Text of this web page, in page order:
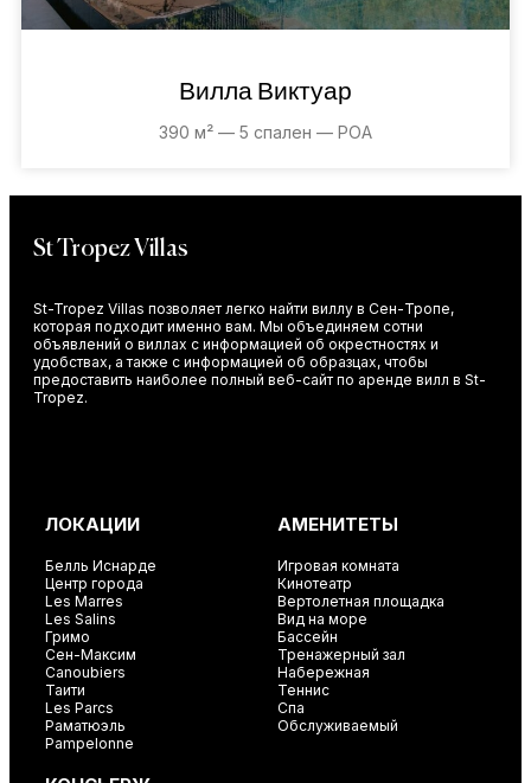
Вилла Виктуар
390 м² — 5 спален — POA
St Tropez Villas
St-Tropez Villas позволяет легко найти виллу в Сен-Тропе,
которая подходит именно вам. Мы объединяем сотни
объявлений о виллах с информацией об окрестностях и
удобствах, а также с информацией об образцах, чтобы
предоставить наиболее полный веб-сайт по аренде вилл в St-
Tropez.
ЛОКАЦИИ
Белль Иснарде
Центр города
Les Marres
Les Salins
Гримо
Сен-Максим
Canoubiers
Таити
Les Parcs
Раматюэль
Pampelonne
АМЕНИТЕТЫ
Игровая комната
Кинотеатр
Вертолетная площадка
Вид на море
Бассейн
Тренажерный зал
Набережная
Теннис
Спа
Обслуживаемый